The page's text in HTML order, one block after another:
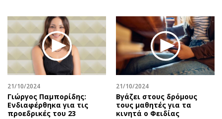
Μουσική
Εικαστικά
Βιβλίο
Χειρόγραφα
Uncut
Προσφορές
Προσωπικότητες στην ''Κ''
Επιστολές
21/10/2024
Γιώργος Παμπορίδης:
Ενδιαφέρθηκα για τις
προεδρικές του 23
21/10/2024
Βγάζει στους δρόμους
τους μαθητές για τα
κινητά ο Φειδίας